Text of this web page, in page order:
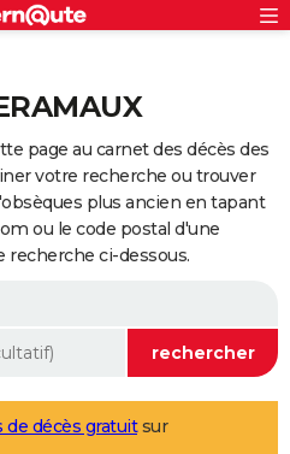
page au carnet des décès des
votre recherche ou trouver
plus ancien en tapant
ou le code postal d'une
ci-dessous.
de décès gratuitsur